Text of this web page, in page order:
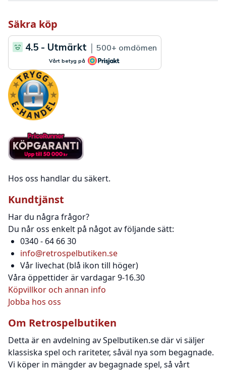
Säkra köp
Hos oss handlar du säkert.
Kundtjänst
Har du några frågor?
Du når oss enkelt på något av följande sätt:
0340 - 64 66 30
info@retrospelbutiken.se
Vår livechat (blå ikon till höger)
Våra öppettider är vardagar 9-16.30
Köpvillkor och annan info
Jobba hos oss
Om Retrospelbutiken
Detta är en avdelning av Spelbutiken.se där vi säljer
klassiska spel och rariteter, såväl nya som begagnade.
Vi köper in mängder av begagnade spel, så vårt